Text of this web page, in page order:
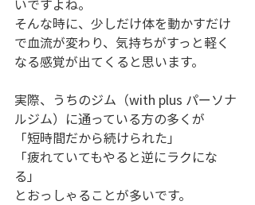
いですよね。
そんな時に、少しだけ体を動かすだけ
で血流が変わり、気持ちがすっと軽く
なる感覚が出てくると思います。
実際、うちのジム（with plus パーソナ
ルジム）に通っている方の多くが
「短時間だから続けられた」
「疲れていてもやると逆にラクにな
る」
とおっしゃることが多いです。